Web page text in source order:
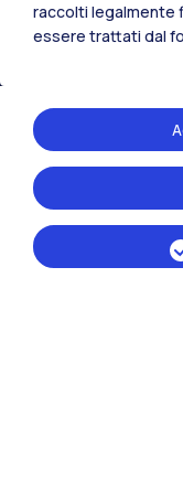
raccolti legalmente
essere trattati dal